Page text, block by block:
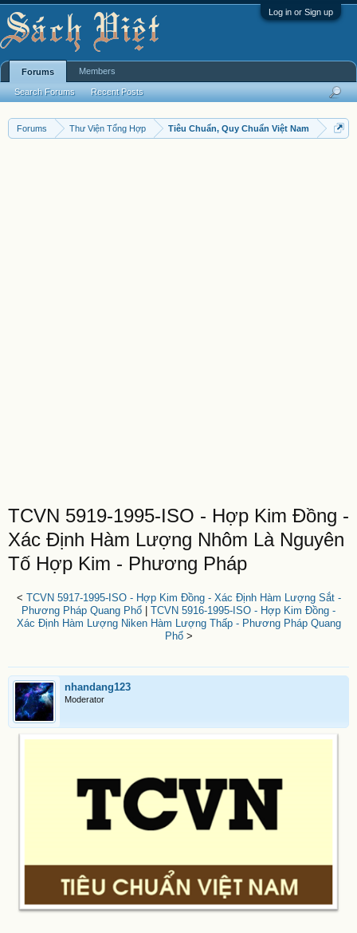
Log in or Sign up
Forums Thư Viện Tổng Hợp Tiêu Chuẩn, Quy Chuẩn Việt Nam
TCVN 5919-1995-ISO - Hợp Kim Đồng -
Xác Định Hàm Lượng Nhôm Là Nguyên
Tố Hợp Kim - Phương Pháp
< TCVN 5917-1995-ISO - Hợp Kim Đồng - Xác Định Hàm Lượng Sắt -
Phương Pháp Quang Phổ
TCVN 5916-1995-ISO - Hợp Kim Đồng -
Xác Định Hàm Lượng Niken Hàm Lượng Thấp - Phương Pháp Quang
Phổ>
nhandang123
Moderator
Forums
Search Forums Recent Posts
Members